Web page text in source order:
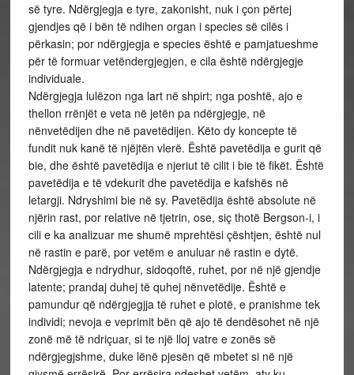
së tyre. Ndërgjegja e tyre, zakonisht, nuk i çon përtej
gjendjes që i bën të ndihen organ i species së cilës i
përkasin; por ndërgjegja e species është e pamjatueshme
për të formuar vetëndergjegjen, e cila është ndërgjegje
individuale.
Ndërgjegja lulëzon nga lart në shpirt; nga poshtë, ajo e
thellon rrënjët e veta në jetën pa ndërgjegje, në
nënvetëdijen dhe në pavetëdijen. Këto dy koncepte të
fundit nuk kanë të njëjtën vlerë. Është pavetëdija e gurit që
bie, dhe është pavetëdija e njeriut të cilit i bie të fikët. Është
pavetëdija e të vdekurit dhe pavetëdija e kafshës në
letargji. Ndryshimi bie në sy. Pavetëdija është absolute në
njërin rast, por relative në tjetrin, ose, siç thotë Bergson-i, i
cili e ka analizuar me shumë mprehtësi çështjen, është nul
në rastin e parë, por vetëm e anuluar në rastin e dytë.
Ndërgjegja e ndrydhur, sidoqoftë, ruhet, por në një gjendje
latente; prandaj duhej të quhej nënvetëdije. Është e
pamundur që ndërgjegjja të ruhet e plotë, e pranishme tek
individi; nevoja e veprimit bën që ajo të dendësohet në një
zonë më të ndriçuar, si te një lloj vatre e zonës së
ndërgjegjshme, duke lënë pjesën që mbetet si në një